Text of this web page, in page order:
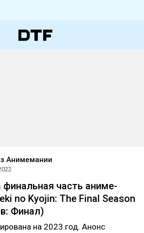
Анимемании
часть аниме-
no Kyojin: The Final Season
Финал)
на 2023 год. Анонс